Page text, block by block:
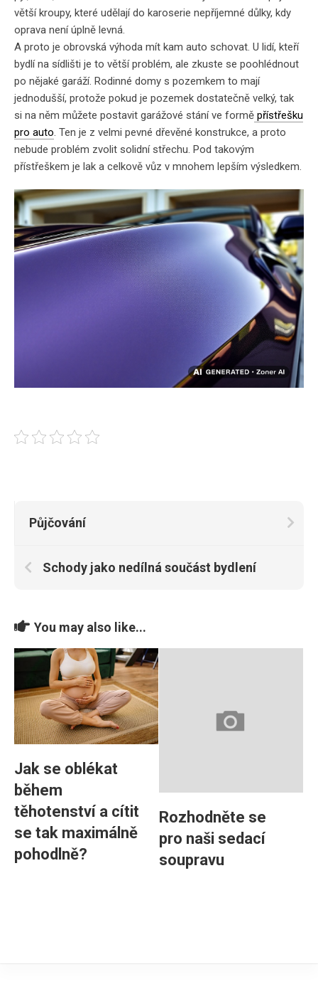
větší kroupy, které udělají do karoserie nepříjemné důlky, kdy
oprava není úplně levná.
A proto je obrovská výhoda mít kam auto schovat . U lidí, kteří
bydlí na sídlišti je to větší problém, ale zkuste se poohlédnout
po nějaké garáží. Rodinné domy s pozemkem to mají
jednodušší, protože pokud je pozemek dostatečně velký, tak
si na něm můžete postavit garážové stání ve formě přístřešku
pro auto . Ten je z velmi pevné dřevěné konstrukce, a proto
nebude problém zvolit solidní střechu. Pod takovým
přístřeškem je lak a celkově vůz v mnohem lepším výsledkem.
Půjčování
Schody jako nedílná součást bydlení
You may also like...
Jak se oblékat
během
těhotenství a cítit
se tak maximálně
pohodlně?
Rozhodněte se
pro naši sedací
soupravu